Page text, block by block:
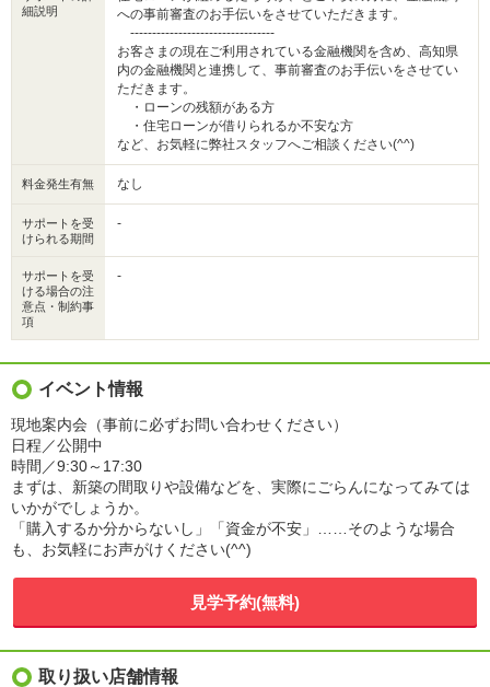
細説明
への事前審査のお手伝いをさせていただきます。
---------------------------------
お客さまの現在ご利用されている金融機関を含め、高知県
内の金融機関と連携して、事前審査のお手伝いをさせてい
ただきます。
・ローンの残額がある方
・住宅ローンが借りられるか不安な方
など、お気軽に弊社スタッフへご相談ください(^^)
料金発生有無 なし
サポートを受
けられる期間
-
サポートを受
ける場合の注
意点・制約事
項
-
イベント情報
現地案内会（事前に必ずお問い合わせください）
日程／公開中
時間／9:30～17:30
まずは、新築の間取りや設備などを、実際にごらんになってみては
いかがでしょうか。
「購入するか分からないし」「資金が不安」……そのような場合
も、お気軽にお声がけください(^^)
見学予約(無料)
取り扱い店舗情報